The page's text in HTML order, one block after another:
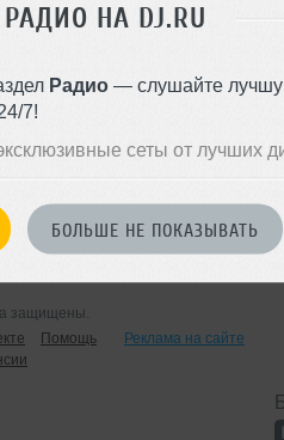
РАДИО НА DJ.RU
Радио— слушайте
7!
сеты от лучших
БОЛЬШЕ НЕ ПОКАЗЫВАТЬ
СЛУШАТЕЛИ
защищены.
Помощь
Реклама на сайте